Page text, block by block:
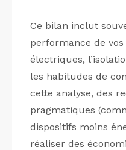
Ce bilan inclut
performance de
électriques,
les habitudes de
cette analyse, des
pragmatiques
dispositifs moins
réaliser des